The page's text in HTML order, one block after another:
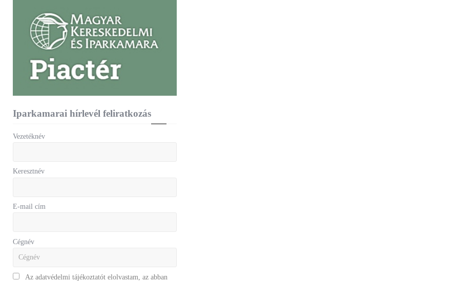
Iparkamarai hírlevél feliratkozás
Vezetéknév
Keresztnév
E-mail cím
Cégnév
Az adatvédelmi tájékoztatót elolvastam, az abban